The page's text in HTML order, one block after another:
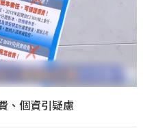
、個資引疑慮